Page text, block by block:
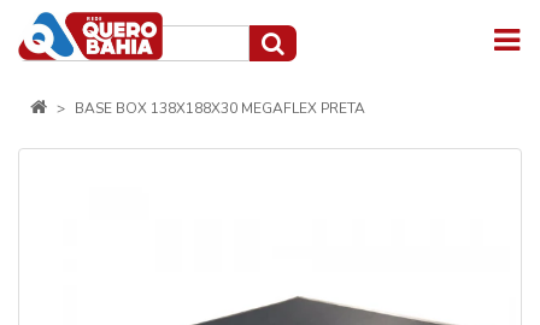
BASE BOX 138X188X30 MEGAFLEX PRETA